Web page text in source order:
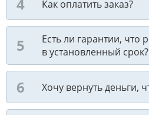
Как оплатить заказ?
Есть ли гарантии, что
в установленный срок?
Хочу вернуть деньги,